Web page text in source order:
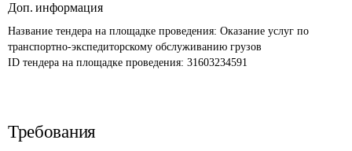
Доп. информация
Название тендера на площадке проведения: Оказание услуг по
транспортно-экспедиторскому обслуживанию грузов
ID тендера на площадке проведения: 31603234591
Требования